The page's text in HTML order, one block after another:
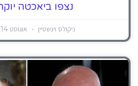
נצפו ביאכטה
ניקולס וינשטיין אוגוסט 14, 2024